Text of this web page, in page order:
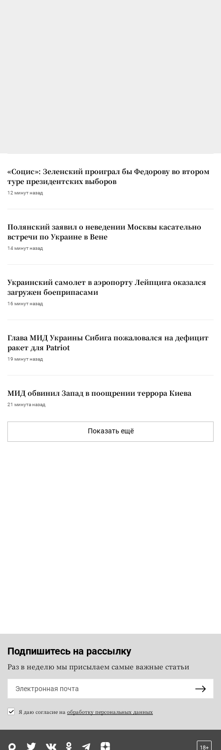
«Социс»: Зеленский проиграл бы Федорову во втором
туре президентских выборов
12 минут назад
Полянский заявил о неведении Москвы касательно
встречи по Украине в Вене
14 минут назад
Украинский самолет в аэропорту Лейпцига оказался
загружен боеприпасами
16 минут назад
Глава МИД Украины Сибига пожаловался на дефицит
ракет для Patriot
19 минут назад
МИД обвинил Запад в поощрении террора Киева
21 минута назад
Показать ещё
Подпишитесь на рассылку
Раз в неделю мы присылаем самые важные статьи
Я даю согласие на обработку персональных данных
18+